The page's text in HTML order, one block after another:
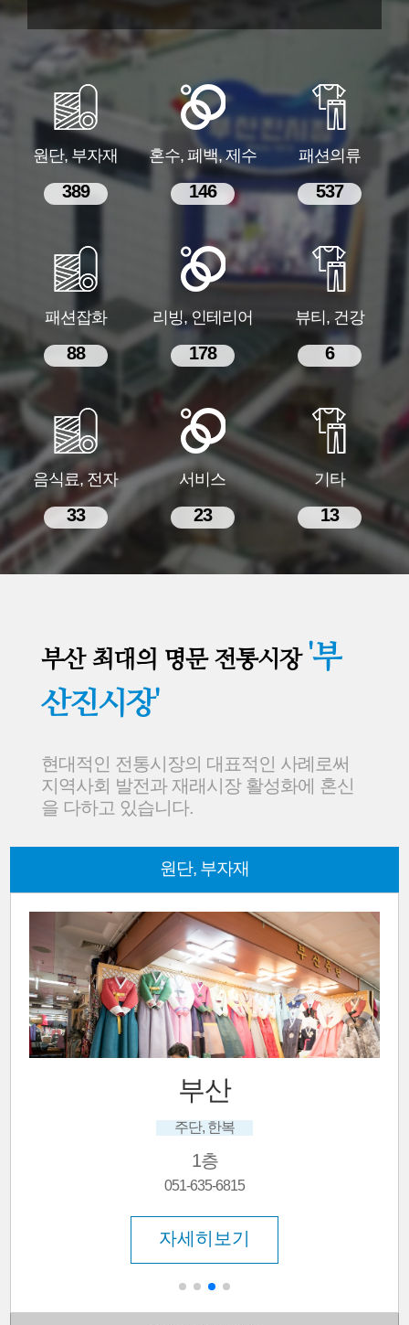
원단, 부자재
389
혼수, 폐백, 제수
146
패션의류
537
패션잡화
88
리빙, 인테리어
178
뷰티, 건강
6
음식료, 전자
33
서비스
23
기타
13
부산 최대의 명문 전통시장 '부
산진시장'
현대적인 전통시장의 대표적인 사례로써
지역사회 발전과 재래시장 활성화에 혼신
을 다하고 있습니다.
원단, 부자재
부산
주단, 한복
1층
051-635-6815
자세히보기